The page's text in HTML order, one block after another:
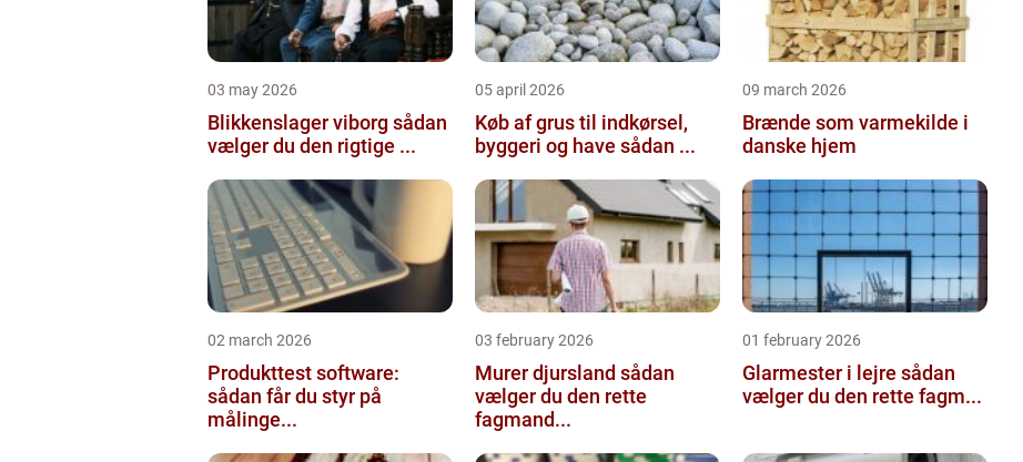
03 may 2026
Blikkenslager viborg sådan
vælger du den rigtige ...
05 april 2026
Køb af grus til indkørsel,
byggeri og have sådan ...
09 march 2026
Brænde som varmekilde i
danske hjem
02 march 2026
Produkttest software:
sådan får du styr på
målinge...
03 february 2026
Murer djursland sådan
vælger du den rette
fagmand...
01 february 2026
Glarmester i lejre sådan
vælger du den rette fagm...